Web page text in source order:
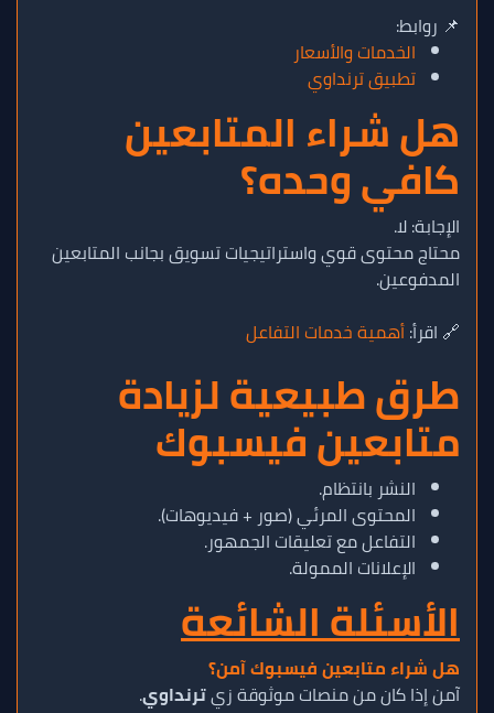
📌 روابط:
الخدمات والأسعار
تطبيق ترنداوي
هل شراء المتابعين
كافي وحده؟
الإجابة: لا.
محتاج محتوى قوي واستراتيجيات تسويق بجانب المتابعين
المدفوعين.
🔗 اقرأ:أهمية خدمات التفاعل
طرق طبيعية لزيادة
متابعين فيسبوك
النشر بانتظام.
المحتوى المرئي (صور + فيديوهات).
التفاعل مع تعليقات الجمهور.
الإعلانات الممولة.
الأسئلة الشائعة
هل شراء متابعين فيسبوك آمن؟
آمن إذا كان من منصات موثوقة زيترنداوي.